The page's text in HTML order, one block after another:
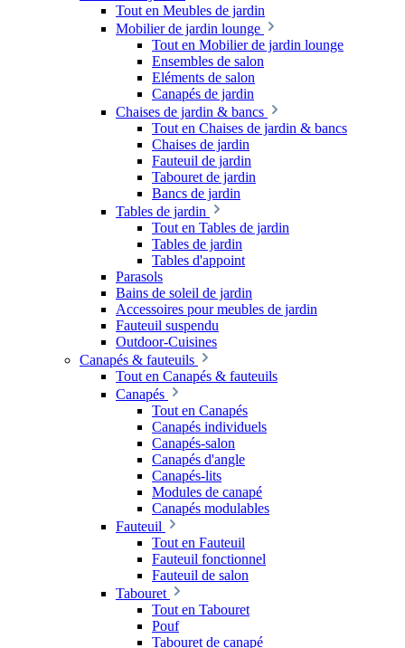
Tout en Meubles de jardin
Mobilier de jardin lounge
Tout en Mobilier de jardin lounge
Ensembles de salon
Eléments de salon
Canapés de jardin
Chaises de jardin & bancs
Tout en Chaises de jardin & bancs
Chaises de jardin
Fauteuil de jardin
Tabouret de jardin
Bancs de jardin
Tables de jardin
Tout en Tables de jardin
Tables de jardin
Tables d'appoint
Parasols
Bains de soleil de jardin
Accessoires pour meubles de jardin
Fauteuil suspendu
Outdoor-Cuisines
Canapés & fauteuils
Tout en Canapés & fauteuils
Canapés
Tout en Canapés
Canapés individuels
Canapés-salon
Canapés d'angle
Canapés-lits
Modules de canapé
Canapés modulables
Fauteuil
Tout en Fauteuil
Fauteuil fonctionnel
Fauteuil de salon
Tabouret
Tout en Tabouret
Pouf
Tabouret de canapé